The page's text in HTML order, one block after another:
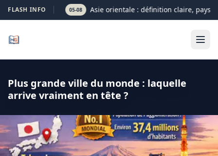
FLASH INFO 05-08 Asie orientale : définition claire, pays
Plus grande ville du monde : laquelle
arrive vraiment en tête ?